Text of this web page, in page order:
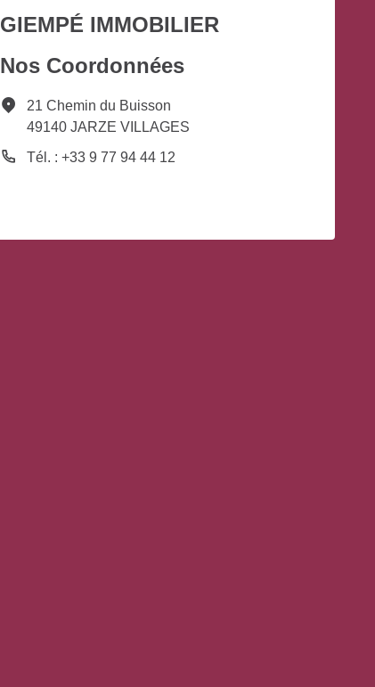
GIEMPÉ IMMOBILIER
Nos Coordonnées
21 Chemin du Buisson
49140 JARZE VILLAGES
Tél. : +33 9 77 94 44 12